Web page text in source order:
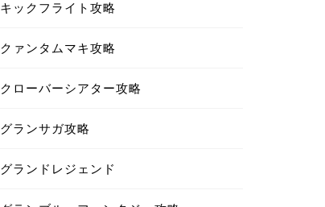
キックフライト攻略
クァンタムマキ攻略
クローバーシアター攻略
グランサガ攻略
グランドレジェンド